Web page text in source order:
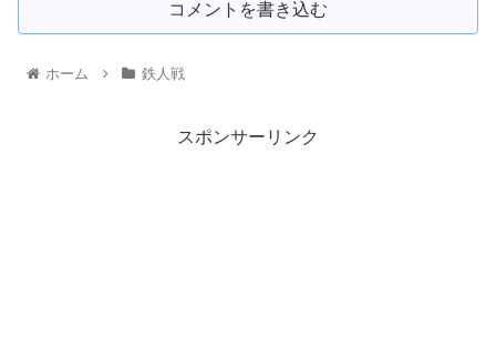
コメントを書き込む
ホーム 鉄人戦
スポンサーリンク